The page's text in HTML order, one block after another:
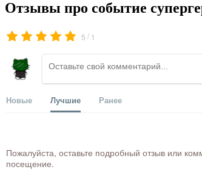
Отзывы про событие
5 / 1
Новые Лучшие Ранее
Пожалуйста, оставьте подробный отзыв или
посещение.